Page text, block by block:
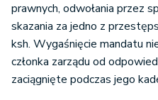
prawnych, odwołania przez
skazania za jedno z
ksh. Wygaśnięcie mandatu
członka zarządu od
zaciągnięte podczas jego